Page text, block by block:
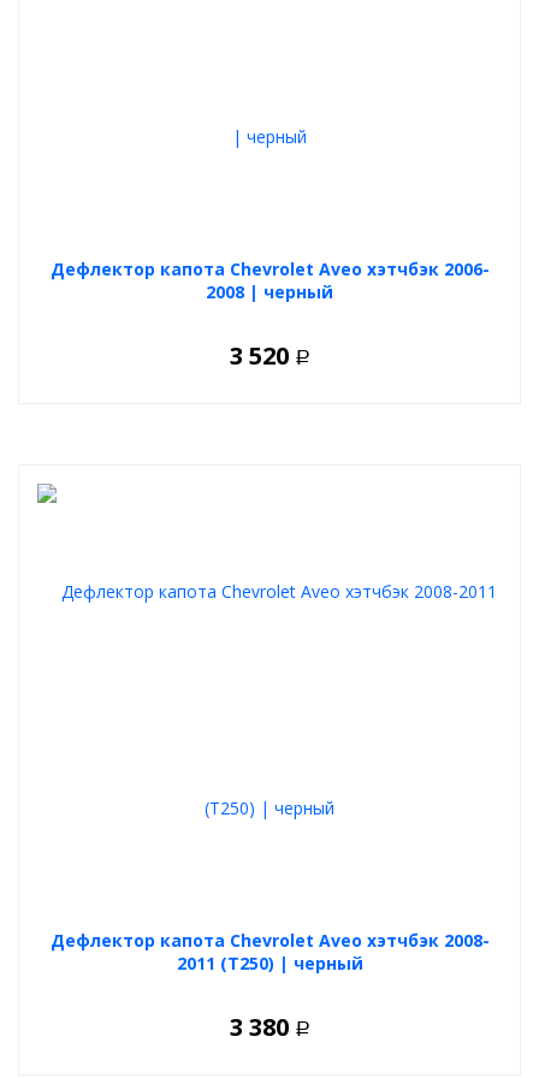
Дефлектор капота Chevrolet Aveo хэтчбэк 2006-
2008 | черный
3 520 Р
Дефлектор капота Chevrolet Aveo хэтчбэк 2008-
2011 (T250) | черный
3 380 Р